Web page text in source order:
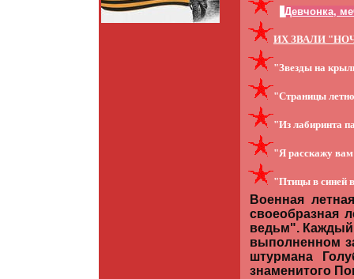
Девчонка,
ИХ ЗВАЛИ
"Звезды на
"Страницы
"Из лабиринта
"Я расскажу
"Птицы в синей
Военная
своеобразная
ведьм". Каждый
выполненном
штурмана
знаменитого